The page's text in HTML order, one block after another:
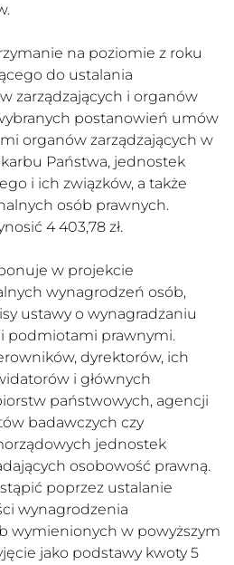
na poziomie z roku
do ustalania
zarządzających i organów
postanowień umów
organów zarządzających w
Państwa, jednostek
i ich związków, a także
osób prawnych.
4 403,78 zł.
w projekcie
wynagrodzeń osób,
ustawy o wynagradzaniu
podmiotami prawnymi.
dyrektorów, ich
i głównych
państwowych, agencji
badawczych czy
jednostek
osobowość prawną.
poprzez ustalanie
wynagrodzenia
wymienionych w powyższym
jako podstawy kwoty 5